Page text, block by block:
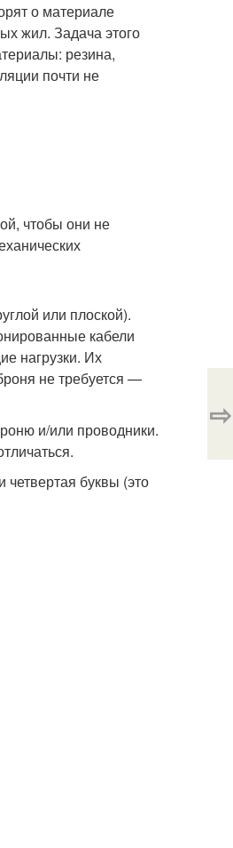
о материале
жил. Задача этого
резина,
почти не
чтобы они не
или плоской).
кабели
нагрузки. Их
не требуется —
и/или проводники.
четвертая буквы (это
⇨